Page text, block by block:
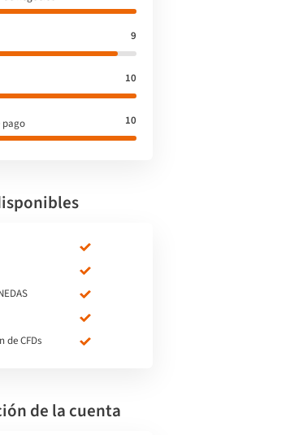
9
10
pago 10
de CFDs
de la cuenta